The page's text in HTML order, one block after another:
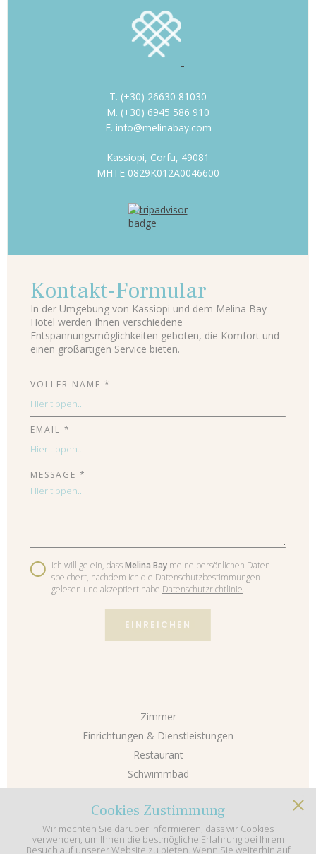
Zimmer
Einrichtungen & Dienstleistungen
Restaurant
Schwimmbad
Unsere Geschäftsbedingungen
Datenschutzrichtlinie
T. (+30) 26630 81030
M. (+30) 6945 586 910
E. info@melinabay.com
Kassiopi, Corfu, 49081
MHTE 0829K012A0046600
Kontakt-Formular
In der Umgebung von Kassiopi und dem Melina Bay
Hotel werden Ihnen verschiedene
Entspannungsmöglichkeiten geboten, die Komfort und
einen großartigen Service bieten.
VOLLER NAME *
EMAIL *
MESSAGE *
Ich willige ein, dassMelina Baymeine persönlichen Daten
speichert, nachdem ich die Datenschutzbestimmungen
gelesen und akzeptiert habe Datenschutzrichtlinie.
EINREICHEN
Cookies Zustimmung
Wir möchten Sie darüber informieren, dass wir Cookies
verwenden, um Ihnen die bestmögliche Erfahrung bei Ihrem
Besuch auf unserer Website zu bieten. Wenn Sie weiterhin auf